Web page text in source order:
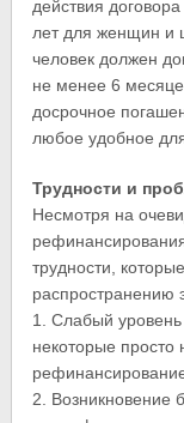
действия
лет для женщин и
человек должен
не менее 6
досрочное
любое удобное
Трудности и
Несмотря на
трудности,
распространению
1. Слабый
некоторые просто
2. Возникновение